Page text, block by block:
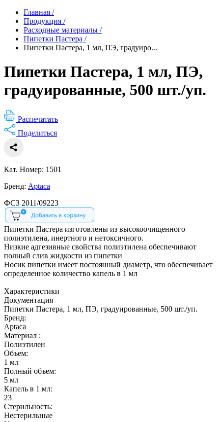
Главная /
Продукция /
Расходные материалы /
Пипетки Пастера /
Пипетки Пастера, 1 мл, ПЭ, градуиро...
Пипетки Пастера, 1 мл, ПЭ,
градуированные, 500 шт./уп.
Распечатать
Поделиться
Кат. Номер: 1501
Бренд: Aptaca
ФСЗ 2011/09223
Пипетки Пастера изготовлены из высокоочищенного
полиэтилена, инертного и нетоксичного.
Низкие адгезивные свойства полиэтилена обеспечивают
полный слив жидкости из пипетки
Носик пипетки имеет постоянный диаметр, что обеспечивает
определенное количество капель в 1 мл
Характеристики
Документация
Пипетки Пастера, 1 мл, ПЭ, градуированные, 500 шт./уп.
Бренд:
Aptaca
Материал :
Полиэтилен
Объем:
1 мл
Полный объем:
5 мл
Капель в 1 мл:
23
Стерильность:
Нестерильные